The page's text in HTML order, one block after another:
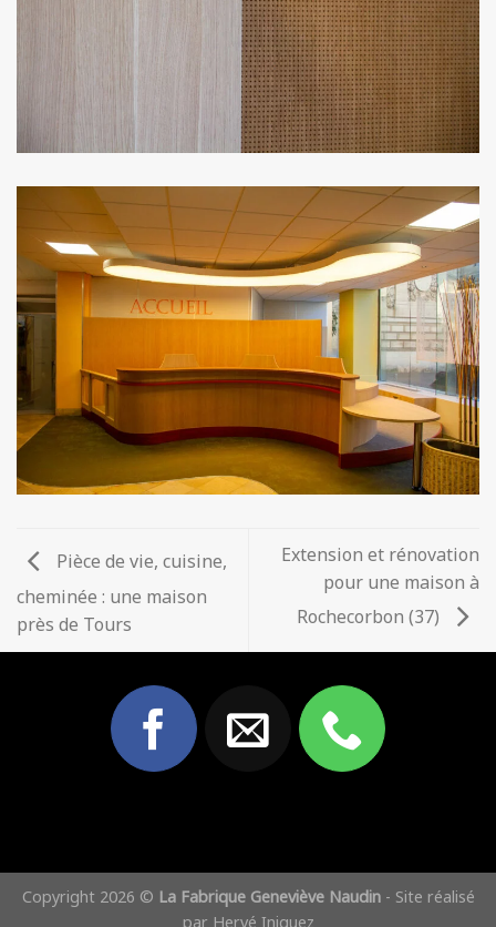
Pièce de vie, cuisine,
cheminée : une maison
près de Tours
Extension et rénovation
pour une maison à
Rochecorbon (37)
Copyright 2026 © La Fabrique Geneviève Naudin- Site réalisé
par Hervé Iniguez